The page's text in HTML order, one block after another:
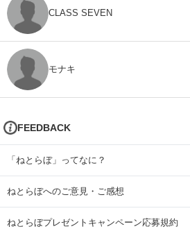
CLASS SEVEN
モナキ
FEEDBACK
「ねとらぼ」ってなに？
ねとらぼへのご意見・ご感想
ねとらぼプレゼントキャンペーン応募規約